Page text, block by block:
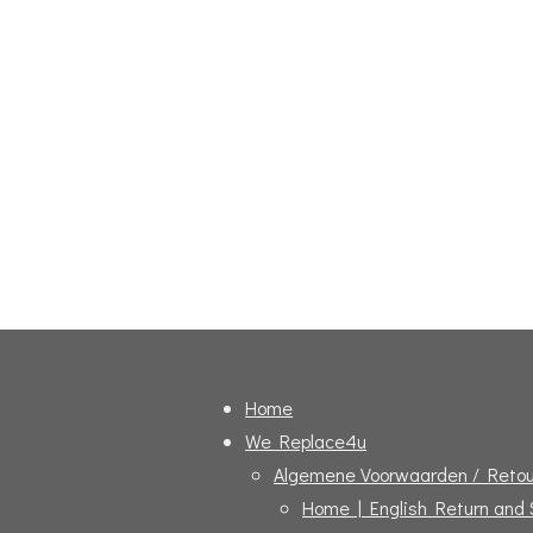
Home
We Replace4u
Algemene Voorwaarden /
Home | English Return and